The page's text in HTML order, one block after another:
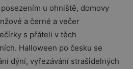
u ohniště, domovy
a černé a večer
s přáteli v těch
Halloween po česku se
dýní, vyřezávání strašidelných